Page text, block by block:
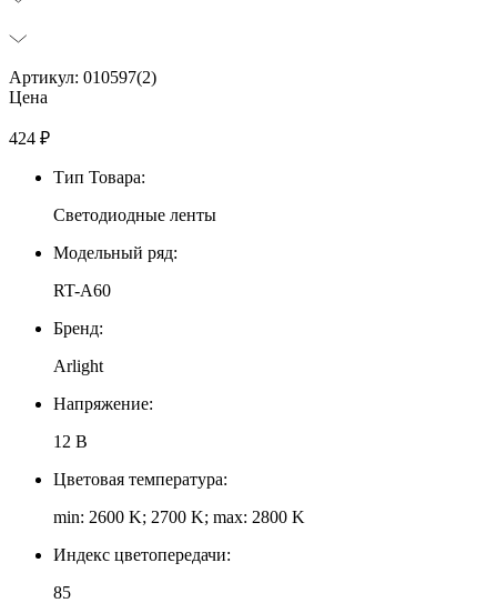
Артикул: 010597(2)
Цена
424 ₽
Тип Товара:
Светодиодные ленты
Модельный ряд:
RT-A60
Бренд:
Arlight
Напряжение:
12 В
Цветовая температура:
min: 2600 K; 2700 K; max: 2800 K
Индекс цветопередачи:
85